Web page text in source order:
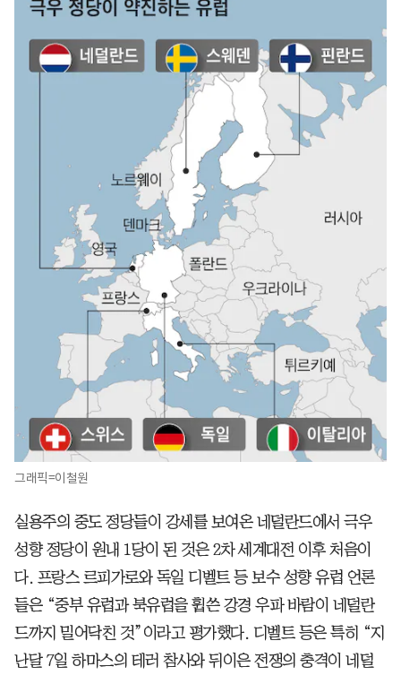
그래픽=이철원
실용주의 중도 정당들이 강세를 보여온 네덜란드에서 극우
성향 정당이 원내 1당이 된 것은 2차 세계대전 이후 처음이
다. 프랑스 르피가로와 독일 디벨트 등 보수 성향 유럽 언론
들은 “중부 유럽과 북유럽을 휩쓴 강경 우파 바람이 네덜란
드까지 밀어닥친 것”이라고 평가했다. 디벨트 등은 특히 “지
난달 7일 하마스의 테러 참사와 뒤이은 전쟁의 충격이 네덜